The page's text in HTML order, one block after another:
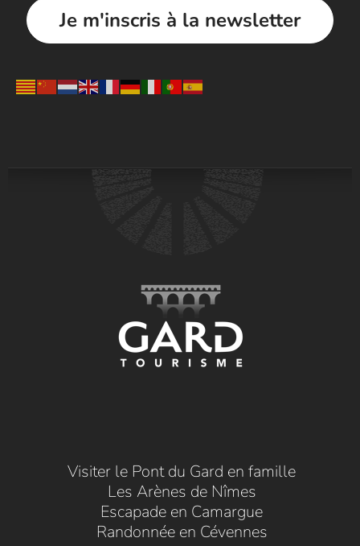
Je m'inscris à la newsletter
Visiter le Pont du Gard en famille
Les Arènes de Nîmes
Escapade en Camargue
Randonnée en Cévennes